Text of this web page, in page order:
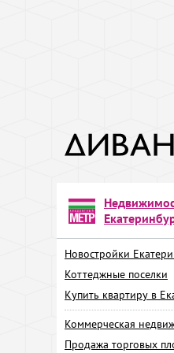
Новостройки
Коттеджные поселки
Купить квартиру в
Коммерческая
Продажа торговых